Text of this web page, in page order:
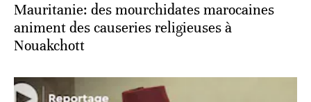
Mauritanie: des mourchidates marocaines
animent des causeries religieuses à
Nouakchott